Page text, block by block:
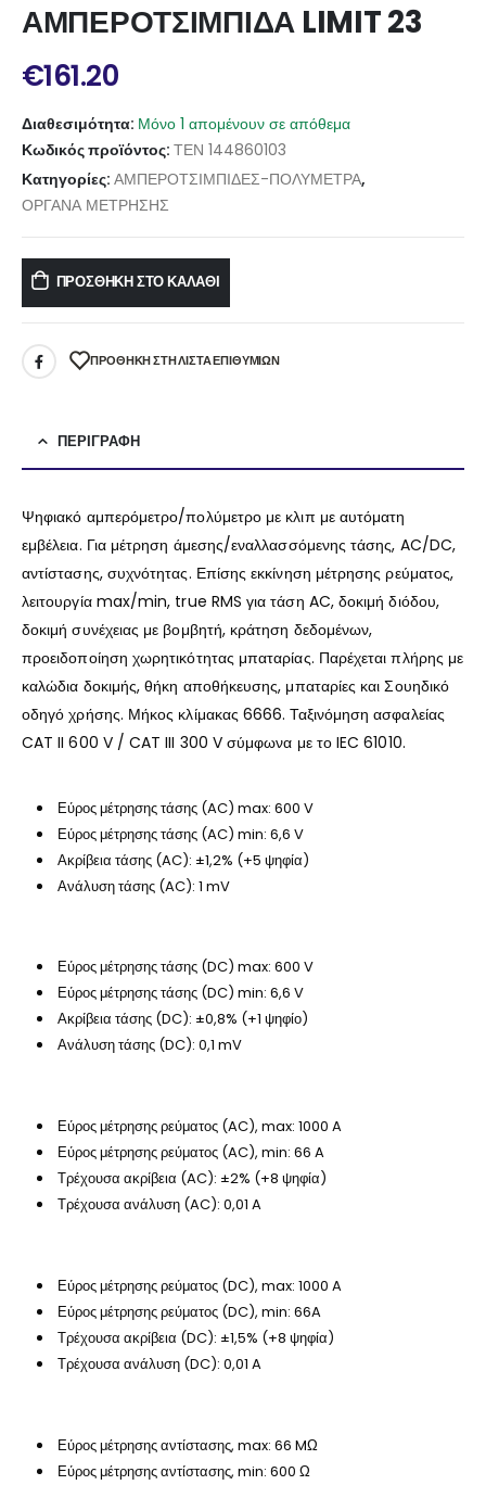
ΑΜΠΕΡΟΤΣΙΜΠΙΔΑ LIMIT 23
€161.20
Διαθεσιμότητα: Μόνο 1 απομένουν σε απόθεμα
Κωδικός προϊόντος: ΤΕΝ 144860103
Κατηγορίες: ΑΜΠΕΡΟΤΣΙΜΠΙΔΕΣ-ΠΟΛΥΜΕΤΡΑ,
ΟΡΓΑΝΑ ΜΕΤΡΗΣΗΣ
ΠΡΟΣΘΉΚΗ ΣΤΟ ΚΑΛΆΘΙ
ΠΡΌΘΉΚΗ ΣΤΗ ΛΊΣΤΑ ΕΠΙΘΥΜΙΏΝ
ΠΕΡΙΓΡΑΦΉ
Ψηφιακό αμπερόμετρο/πολύμετρο με κλιπ με αυτόματη
εμβέλεια. Για μέτρηση άμεσης/εναλλασσόμενης τάσης, AC/DC,
αντίστασης, συχνότητας. Επίσης εκκίνηση μέτρησης ρεύματος,
λειτουργία max/min, true RMS για τάση AC, δοκιμή διόδου,
δοκιμή συνέχειας με βομβητή, κράτηση δεδομένων,
προειδοποίηση χωρητικότητας μπαταρίας. Παρέχεται πλήρης με
καλώδια δοκιμής, θήκη αποθήκευσης, μπαταρίες και Σουηδικό
οδηγό χρήσης. Μήκος κλίμακας 6666. Ταξινόμηση ασφαλείας
CAT II 600 V / CAT III 300 V σύμφωνα με το IEC 61010.
Εύρος μέτρησης τάσης (AC) max: 600 V
Εύρος μέτρησης τάσης (AC) min: 6,6 V
Ακρίβεια τάσης (AC): ±1,2% (+5 ψηφία)
Ανάλυση τάσης (AC): 1 mV
Εύρος μέτρησης τάσης (DC) max: 600 V
Εύρος μέτρησης τάσης (DC) min: 6,6 V
Ακρίβεια τάσης (DC): ±0,8% (+1 ψηφίο)
Ανάλυση τάσης (DC): 0,1 mV
Εύρος μέτρησης ρεύματος (AC), max: 1000 A
Εύρος μέτρησης ρεύματος (AC), min: 66 A
Τρέχουσα ακρίβεια (AC): ±2% (+8 ψηφία)
Τρέχουσα ανάλυση (AC): 0,01 A
Εύρος μέτρησης ρεύματος (DC), max: 1000 A
Εύρος μέτρησης ρεύματος (DC), min: 66A
Τρέχουσα ακρίβεια (DC): ±1,5% (+8 ψηφία)
Τρέχουσα ανάλυση (DC): 0,01 A
Εύρος μέτρησης αντίστασης, max: 66 MΩ
Εύρος μέτρησης αντίστασης, min: 600 Ω